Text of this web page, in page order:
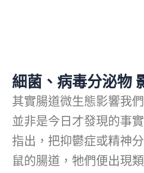
細菌、病毒分泌物
其實腸道微生態影響我
並非是今日才發現的事
指出，把抑鬱症或精神
鼠的腸道，牠們便出現